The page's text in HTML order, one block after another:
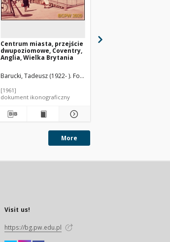
Centrum miasta, przejście
dwupoziomowe, Coventry,
Anglia, Wielka Brytania
Barucki, Tadeusz (1922- ). Fotograf
[1961]
dokument ikonograficzny
More
Visit us!
https://bg.pw.edu.pl